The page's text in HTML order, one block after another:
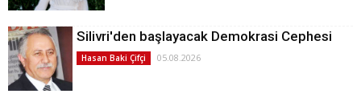
Silivri'den başlayacak Demokrasi Cephesi
Hasan Baki Çifçi 05.08.2026